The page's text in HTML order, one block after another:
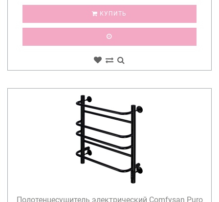
КУПИТЬ
Полотенцесушитель электрический Comfysan Puro